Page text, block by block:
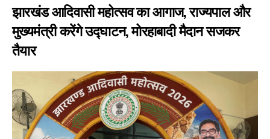
झारखंड आदिवासी महोत्सव का आगाज, राज्यपाल और
मुख्यमंत्री करेंगे उद्घाटन, मोरहाबादी मैदान सजकर
तैयार